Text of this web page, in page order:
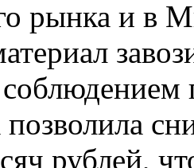
рынка и в
позволила
рублей,